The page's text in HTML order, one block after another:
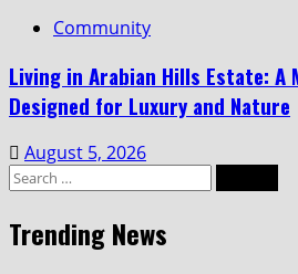
Community
Living in Arabian Hills Estate: A
Designed for Luxury and Nature
August 5, 2026
Search
Trending News